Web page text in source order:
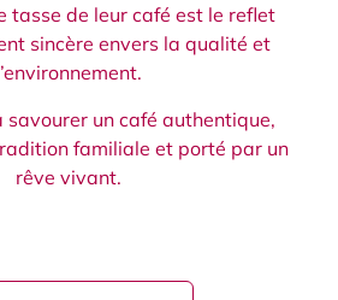
tasse de leur café est le reflet
sincère envers la qualité et
savourer un café authentique,
familiale et porté par un
rêve vivant.